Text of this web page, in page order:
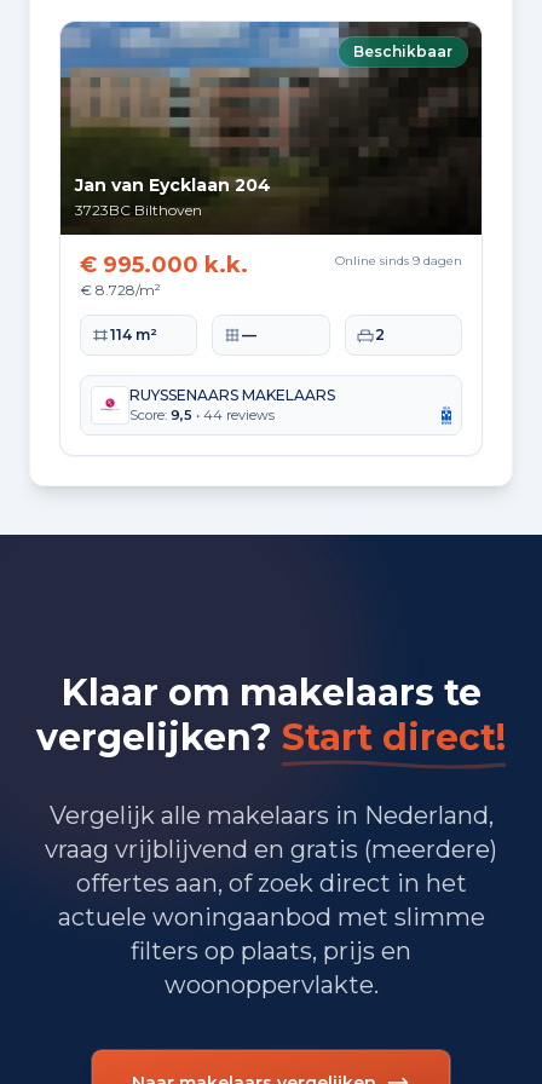
Gas: 1.167 • Elektriciteit: 2.880
Huurwoning
Gas: 776 • Elektriciteit: 1.980
Koopwoning
Gas: 1.253 • Elektriciteit: 3.195
Appartement
Gas: 683 • Elektriciteit: 1.816
Tussenwoning
Vrijstaande woning
Gas: 1.849 • Elektriciteit: 4.288
260
1.365
Overheid, onderwijs en zorg 885
Landbouw, bosbouw en visserij 10
Vervoer, informatie en communicatie
Financiele diensten en onroerendgoed
Cultuur, recreatie en overige diensten 330
Beschikbaar
Jan van Eycklaan 204
3723BC Bilthoven
€ 995.000 k.k.
€ 8.728/m²
Online sinds 9 dagen
Woonoppervlakte
114 m² Perceeloppervlakte
— Slaapkamers
2
RUYSSENAARS MAKELAARS
Score: 9,5 • 44 reviews
Klaar om makelaars te
vergelijken? Start direct!
Vergelijk alle makelaars in Nederland,
vraag vrijblijvend en gratis (meerdere)
offertes aan, of zoek direct in het
actuele woningaanbod met slimme
filters op plaats, prijs en
woonoppervlakte.